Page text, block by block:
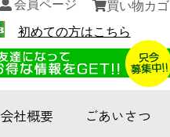
会員ページ
買い物カゴ
初めての方はこちら
会社概要 ごあいさつ